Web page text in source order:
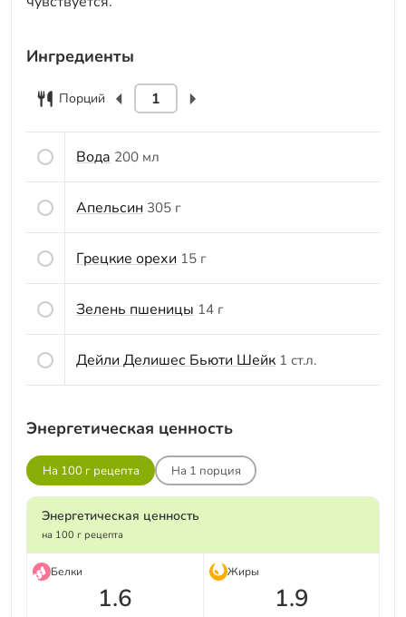
Ингредиенты
Порций
Вода 200 мл
Апельсин 305 г
Грецкие орехи 15 г
Зелень пшеницы 14 г
Дейли Делишес Бьюти Шейк 1 ст.л.
Энергетическая ценность
На 100 г рецепта На 1 порция
Энергетическая ценность
на 100 г рецепта
Белки
1.6
Жиры
1.9